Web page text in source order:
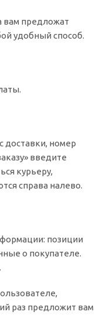
вам предложат
удобный способ.
доставки, номер
введите
курьеру,
справа налево.
позиции
о покупателе.
раз предложит вам